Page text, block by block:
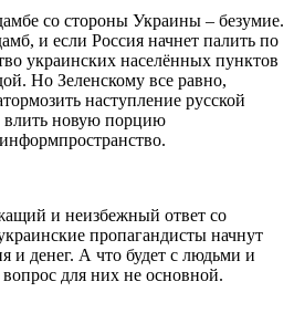
со стороны Украины – безумие.
и если Россия начнет палить по
украинских населённых пунктов
Но Зеленскому все равно,
наступление русской
влить новую порцию
и неизбежный ответ со
пропагандисты начнут
и денег. А что будет с людьми и
для них не основной.